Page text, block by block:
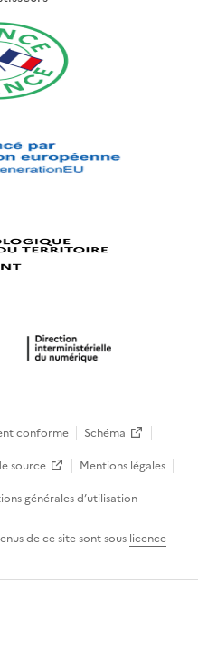
conforme
Schéma
source
Mentions légales
générales d’utilisation
de ce site sont sous licence